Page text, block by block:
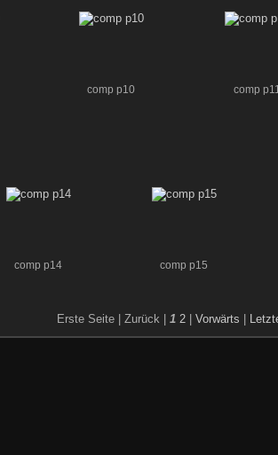
comp p10 comp p11
comp p14 comp p15
Erste Seite | Zurück | 1 2 Vorwärts